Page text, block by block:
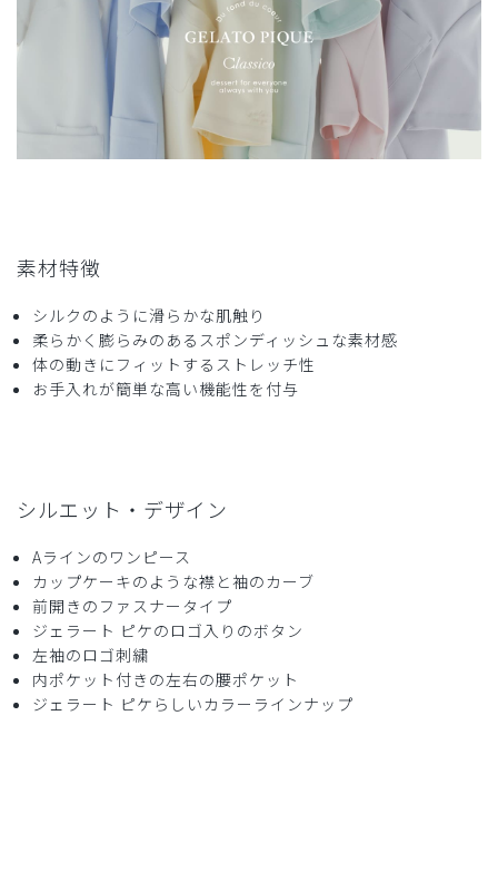
た。それがとても良く、きつさも感じないまま、体のライン
が美しく出てくれるので大満足です。
私は肩幅も広く筋肉質なタイプですが、女性らしいカーヴィ
さが出て嬉しいです。
そして名前記入もお願いして、正解でした。
ありがとうございます。
スリーブワンピース/ホワイト×ネイビー/S
役に立った 0
ご購入者様
購入確認済み
年齢: 50代 身長: 156-160cm
いつものサイズより大きめを買いましたがそれほど大きくな
く、素材も軽く着やすいと思います
商品：641ジェラート ピケ&クラシコ 白衣:カーヴィー
スリーブワンピース/ホワイト×ネイビー/LL
素材特徴
シルクのように滑らかな肌触り
柔らかく膨らみのあるスポンディッシュな素材感
体の動きにフィットするストレッチ性
お手入れが簡単な高い機能性を付与
シルエット・デザイン
Aラインのワンピース
カップケーキのような襟と袖のカーブ
前開きのファスナータイプ
ジェラート ピケのロゴ入りのボタン
左袖のロゴ刺繍
内ポケット付きの左右の腰ポケット
ジェラート ピケらしいカラーラインナップ